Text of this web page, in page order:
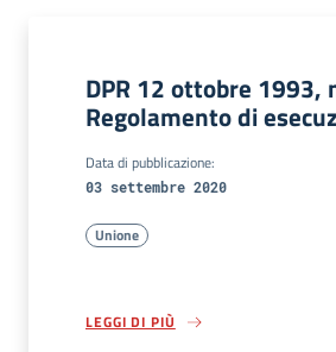
DPR 12 ottobre 1993,
Regolamento di
Data di pubblicazione:
03 settembre 2020
Unione
LEGGI DI PIÙ